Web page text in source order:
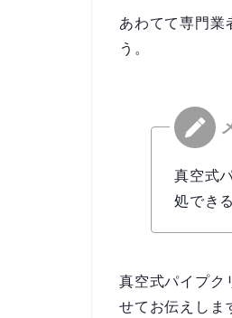
あわてて専門業
う。
真空式
処でき
真空式パイプク
せてお伝えしま